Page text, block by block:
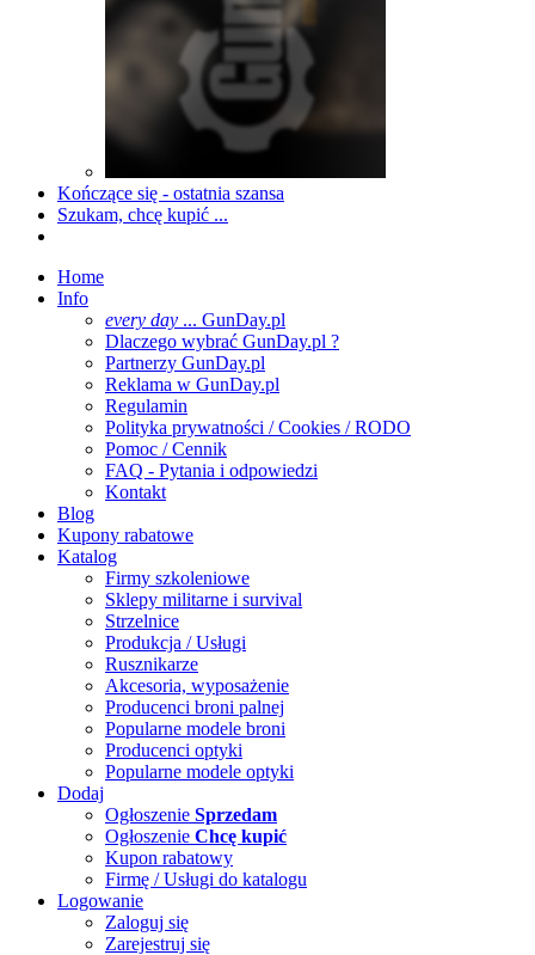
Kończące się - ostatnia szansa
Szukam, chcę kupić ...
Home
Info
every day ... GunDay.pl
Dlaczego wybrać GunDay.pl ?
Partnerzy GunDay.pl
Reklama w GunDay.pl
Regulamin
Polityka prywatności / Cookies / RODO
Pomoc / Cennik
FAQ - Pytania i odpowiedzi
Kontakt
Blog
Kupony rabatowe
Katalog
Firmy szkoleniowe
Sklepy militarne i survival
Strzelnice
Produkcja / Usługi
Rusznikarze
Akcesoria, wyposażenie
Producenci broni palnej
Popularne modele broni
Producenci optyki
Popularne modele optyki
Dodaj
Ogłoszenie Sprzedam
Ogłoszenie Chcę kupić
Kupon rabatowy
Firmę / Usługi do katalogu
Logowanie
Zaloguj się
Zarejestruj się